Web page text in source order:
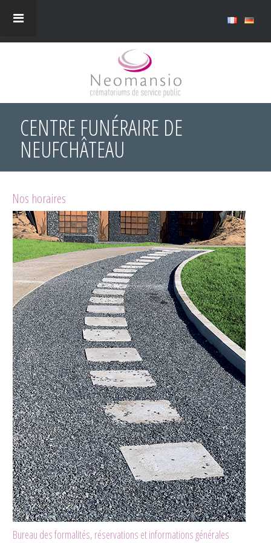
CENTRE FUNÉRAIRE DE
NEUFCHÂTEAU
Nos horaires
Bureau des formalités, réservations et informations générales